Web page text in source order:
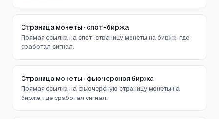
Страница монеты · спот-биржа
Прямая ссылка на спот-страницу монеты на бирже, где
сработал сигнал.
Страница монеты · фьючерсная биржа
Прямая ссылка на фьючерсную страницу монеты на
бирже, где сработал сигнал.